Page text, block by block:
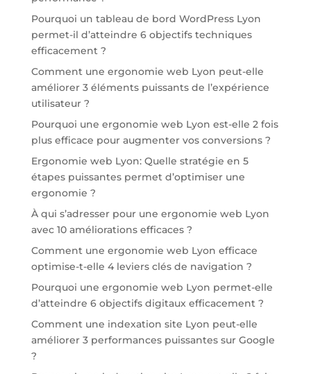
Pourquoi un tableau de bord WordPress Lyon
permet-il d’atteindre 6 objectifs techniques
efficacement ?
Comment une ergonomie web Lyon peut-elle
améliorer 3 éléments puissants de l’expérience
utilisateur ?
Pourquoi une ergonomie web Lyon est-elle 2 fois
plus efficace pour augmenter vos conversions ?
Ergonomie web Lyon: Quelle stratégie en 5
étapes puissantes permet d’optimiser une
ergonomie ?
À qui s’adresser pour une ergonomie web Lyon
avec 10 améliorations efficaces ?
Comment une ergonomie web Lyon efficace
optimise-t-elle 4 leviers clés de navigation ?
Pourquoi une ergonomie web Lyon permet-elle
d’atteindre 6 objectifs digitaux efficacement ?
Comment une indexation site Lyon peut-elle
améliorer 3 performances puissantes sur Google
?